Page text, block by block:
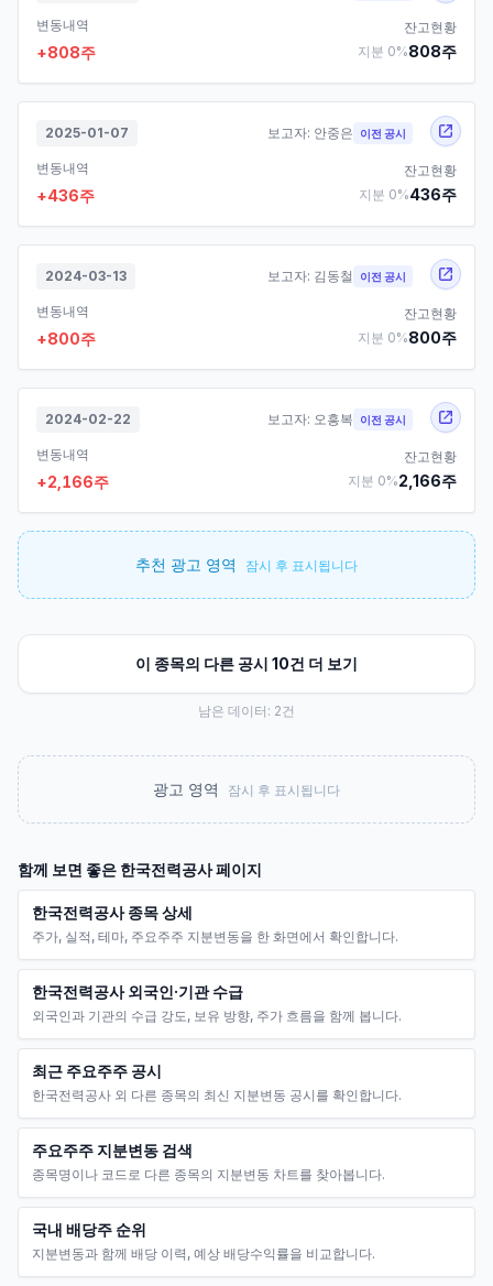
변동내역
+808주
잔고현황
지분 0%808주
2025-01-07 보고자: 안중은 이전 공시
변동내역
+436주
잔고현황
지분 0%436주
2024-03-13 보고자: 김동철 이전 공시
변동내역
+800주
잔고현황
지분 0%800주
2024-02-22 보고자: 오흥복 이전 공시
변동내역
+2,166주
잔고현황
지분 0%2,166주
추천 광고 영역 잠시 후 표시됩니다
이 종목의 다른 공시 10건 더 보기
남은 데이터: 2건
광고 영역 잠시 후 표시됩니다
함께 보면 좋은 한국전력공사페이지
한국전력공사 종목 상세
주가, 실적, 테마, 주요주주 지분변동을 한 화면에서 확인합니다.
한국전력공사 외국인·기관 수급
외국인과 기관의 수급 강도, 보유 방향, 주가 흐름을 함께 봅니다.
최근 주요주주 공시
한국전력공사 외 다른 종목의 최신 지분변동 공시를 확인합니다.
주요주주 지분변동 검색
종목명이나 코드로 다른 종목의 지분변동 차트를 찾아봅니다.
국내 배당주 순위
지분변동과 함께 배당 이력, 예상 배당수익률을 비교합니다.